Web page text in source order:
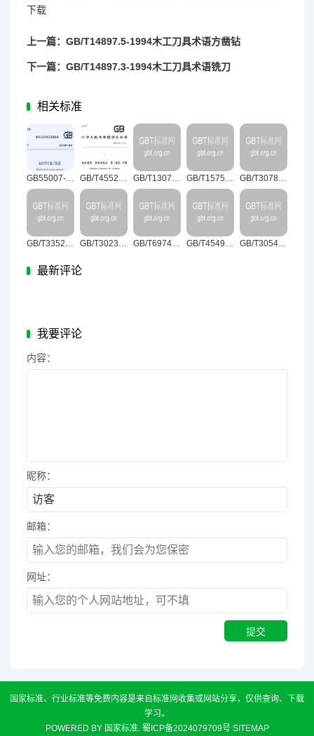
下载
上一篇：GB/T14897.5-1994木工刀具术语方凿钻
下一篇：GB/T14897.3-1994木工刀具术语铣刀
相关标准
GB55007-2021砌体结构通用规范 GB/T45525.1-2025纳米技术纳米发电机第1部分：术语 GB/T13074-2024血液净化术语 GB/T15754-2025产品几何技术规范（GPS）尺寸和公差标注圆锥 GB/T30785-2025饮食加工设备术语
GB/T33523.73-2025产品几何技术规范（GPS）表面结构：区域法第73部分：实物标准表面缺陷的术语和定义 GB/T30237-2025古代壁画病害与图示 GB/T6974.4-2025起重机术语第4部分：臂架起重机 GB/T45499-2025乡镇（街道）综合文化站图书室管理与服务 GB/T30544.14-2025纳米科技术语第14部分：石墨炔
最新评论
我要评论
内容：
昵称：
邮箱：
网址：
国家标准、行业标准等免费内容是来自标准网收集或网站分享，仅供查询、下载
学习。
POWERED BY 国家标准. 蜀ICP备2024079709号 SITEMAP